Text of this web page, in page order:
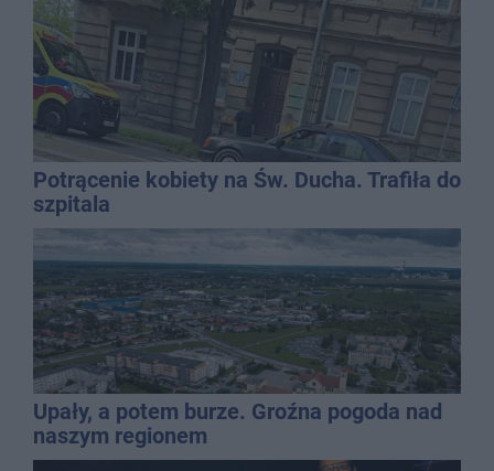
Potrącenie kobiety na Św. Ducha. Trafiła do
szpitala
Upały, a potem burze. Groźna pogoda nad
naszym regionem